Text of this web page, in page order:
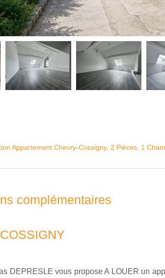
Appartement Chevry-Cossigny, 2 Pièces, 1
complémentaires
DEPRESLE vous propose A LOUER un